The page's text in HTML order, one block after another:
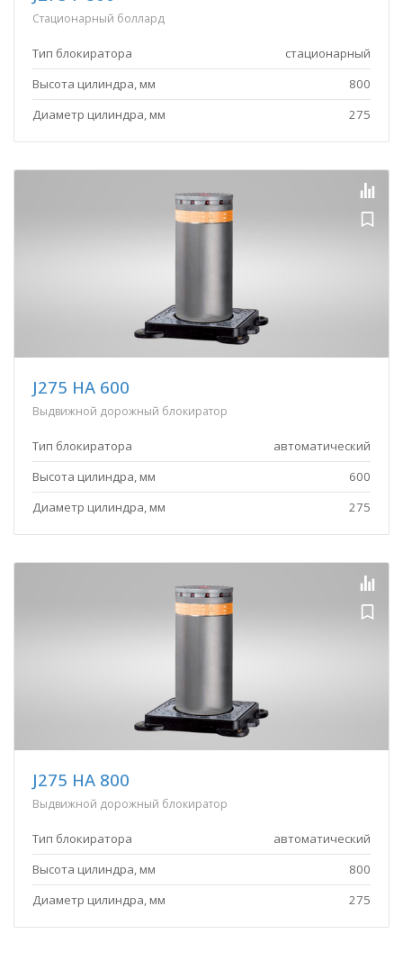
Стационарный боллард
Тип блокиратора
стационарный
Высота цилиндра, мм
800
Диаметр цилиндра, мм
275
J275 HA 600
Выдвижной дорожный блокиратор
Тип блокиратора
автоматический
Высота цилиндра, мм
600
Диаметр цилиндра, мм
275
J275 HA 800
Выдвижной дорожный блокиратор
Тип блокиратора
автоматический
Высота цилиндра, мм
800
Диаметр цилиндра, мм
275